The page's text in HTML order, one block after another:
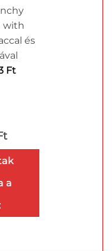
with
és
FtCurrent
a